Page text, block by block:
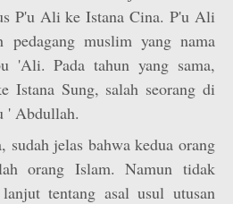
P'u Ali ke Istana Cina. P'u Ali
pedagang muslim yang nama
'Ali. Pada tahun yang sama,
Istana Sung, salah seorang di
' Abdullah.
sudah jelas bahwa kedua orang
orang Islam. Namun tidak
tentang asal usul utusan